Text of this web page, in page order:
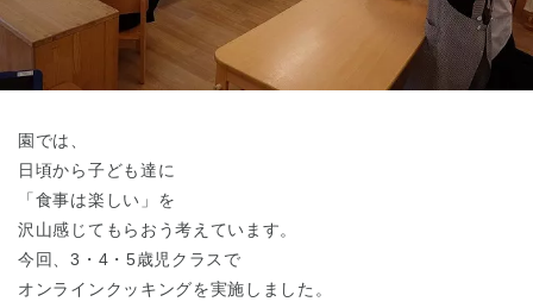
東京都
東京都 全域
園では、
日頃から子ども達に
「食事は楽しい」を
沢山感じてもらおう考えています。
今回、3・4・5歳児クラスで
オンラインクッキングを実施しました。